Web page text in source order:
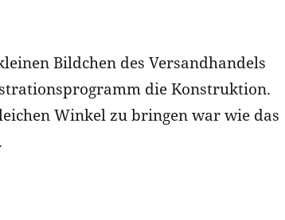
Bildchen des Versandhandels
die Konstruktion.
Winkel zu bringen war wie das